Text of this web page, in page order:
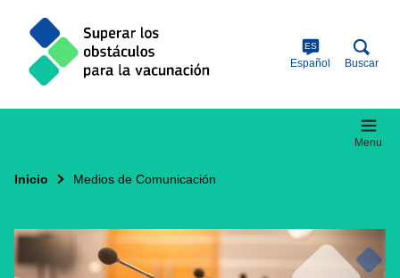
content
ES
Español Buscar
Menu
Inicio Medios de Comunicación